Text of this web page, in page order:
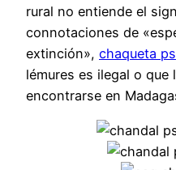
rural no entiende el
connotaciones de
extinción», chaqueta
lémures es ilegal o que
encontrarse en